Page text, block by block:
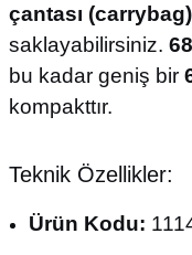
çantası (carrybag)
saklayabilirsiniz.
bu kadar geniş bir
kompakttır.
Teknik Özellikler:
Ürün Kodu: